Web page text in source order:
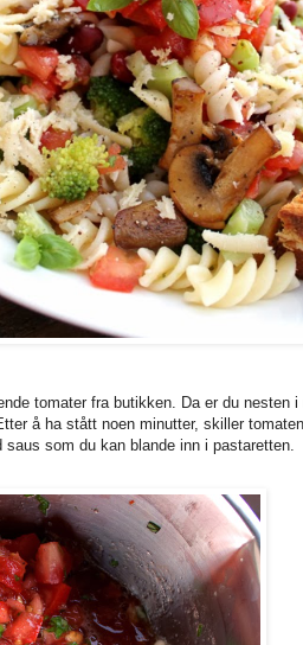
tomater fra butikken. Da er du nesten
å ha stått noen minutter, skiller
som du kan blande inn i pastaretten.